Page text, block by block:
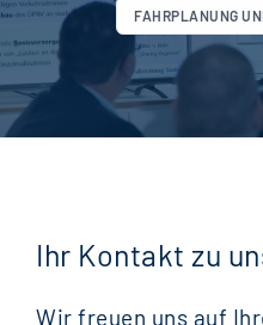
FAHRPLANUNG
Ihr Kontakt zu
Wir freuen uns auf